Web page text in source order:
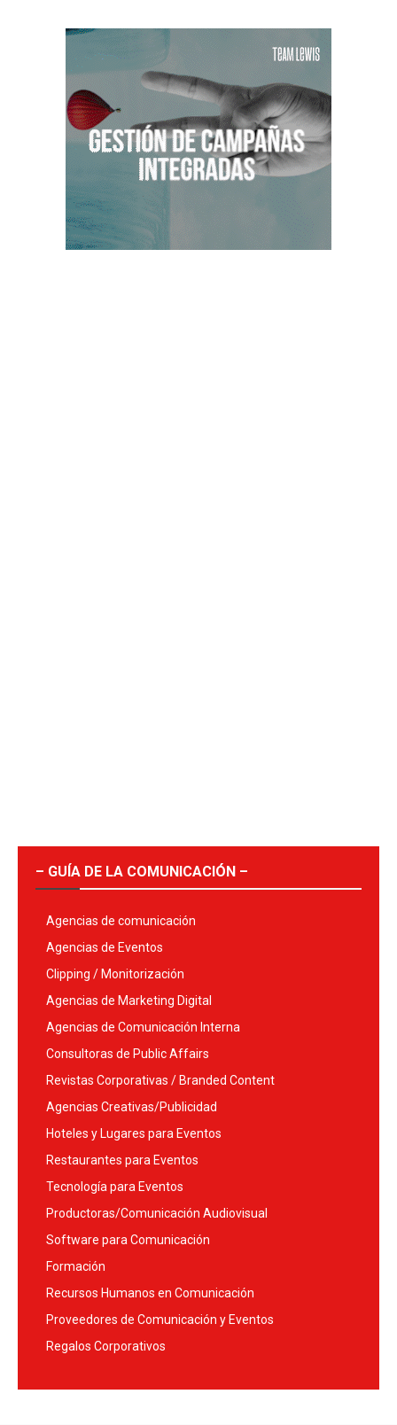
– GUÍA DE LA COMUNICACIÓN –
Agencias de comunicación
Agencias de Eventos
Clipping / Monitorización
Agencias de Marketing Digital
Agencias de Comunicación Interna
Consultoras de Public Affairs
Revistas Corporativas / Branded Content
Agencias Creativas/Publicidad
Hoteles y Lugares para Eventos
Restaurantes para Eventos
Tecnología para Eventos
Productoras/Comunicación Audiovisual
Software para Comunicación
Formación
Recursos Humanos en Comunicación
Proveedores de Comunicación y Eventos
Regalos Corporativos